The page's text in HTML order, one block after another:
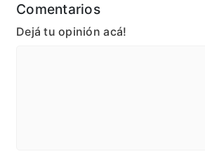
Comentarios
Dejá tu opinión acá!